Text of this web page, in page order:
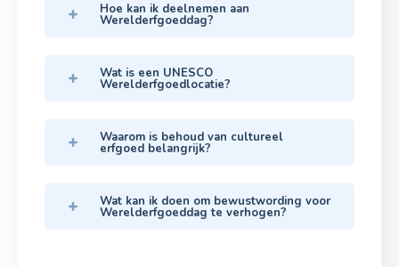
Hoe kan ik deelnemen aan
Werelderfgoeddag?
Wat is een UNESCO
Werelderfgoedlocatie?
Waarom is behoud van cultureel
erfgoed belangrijk?
Wat kan ik doen om bewustwording voor
Werelderfgoeddag te verhogen?